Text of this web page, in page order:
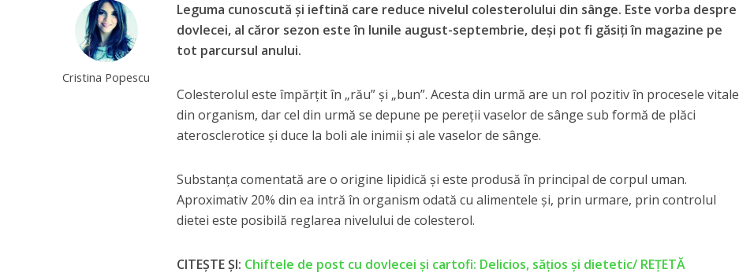
Cristina Popescu
Leguma cunoscută și ieftină care reduce nivelul colesterolului din sânge. Este vorba despre
dovlecei, al căror sezon este în lunile august-septembrie, deși pot fi găsiți în magazine pe
tot parcursul anului.
Colesterolul este împărțit în „rău” și „bun”. Acesta din urmă are un rol pozitiv în procesele vitale
din organism, dar cel din urmă se depune pe pereții vaselor de sânge sub formă de plăci
aterosclerotice și duce la boli ale inimii și ale vaselor de sânge.
Substanța comentată are o origine lipidică și este produsă în principal de corpul uman.
Aproximativ 20% din ea intră în organism odată cu alimentele și, prin urmare, prin controlul
dietei este posibilă reglarea nivelului de colesterol.
CITEȘTE ȘI: Chiftele de post cu dovlecei și cartofi: Delicios, sățios și dietetic/ REȚETĂ